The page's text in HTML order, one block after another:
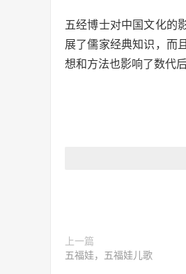
五经博士对中国文化的
展了儒家经典知识，而
想和方法也影响了数代
上一篇
五福娃，五福娃儿歌